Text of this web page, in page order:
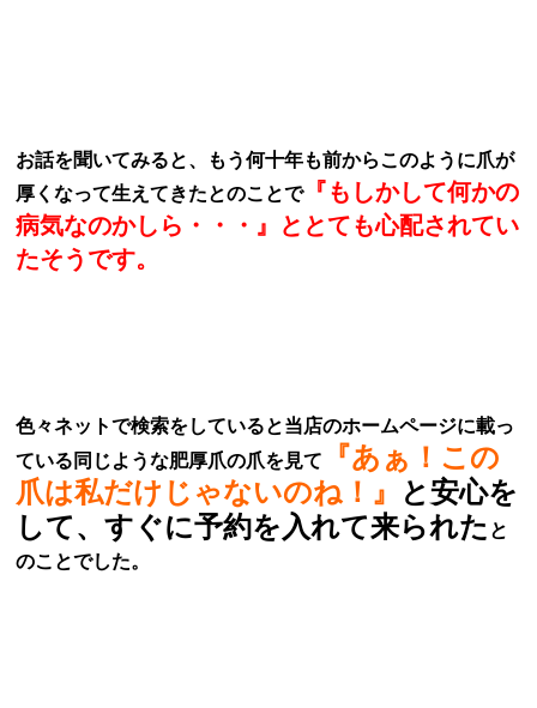
お話を聞いてみると、もう何十年も前からこのように爪が
厚くなって生えてきたとのことで『もしかして何かの
病気なのかしら・・・』ととても心配されてい
たそうです。
色々ネットで検索をしていると当店のホームページに載っ
ている同じような肥厚爪の爪を見て
『あぁ！この
爪は私だけじゃないのね！』
と安心を
して、すぐに予約を入れて来られた と
のことでした。